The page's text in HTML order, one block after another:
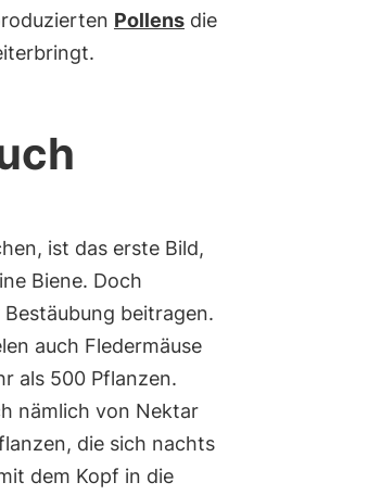
Pollensdie
ist das erste Bild,
Biene. Doch
beitragen.
auch Fledermäuse
als 500 Pflanzen.
nämlich von Nektar
die sich nachts
dem Kopf in die